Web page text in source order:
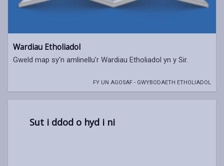
Wardiau Etholiadol
Gweld map sy'n amlinellu'r Wardiau Etholiadol yn y Sir.
FY UN AGOSAF - GWYBODAETH ETHOLIADOL
Sut i ddod o hyd i ni